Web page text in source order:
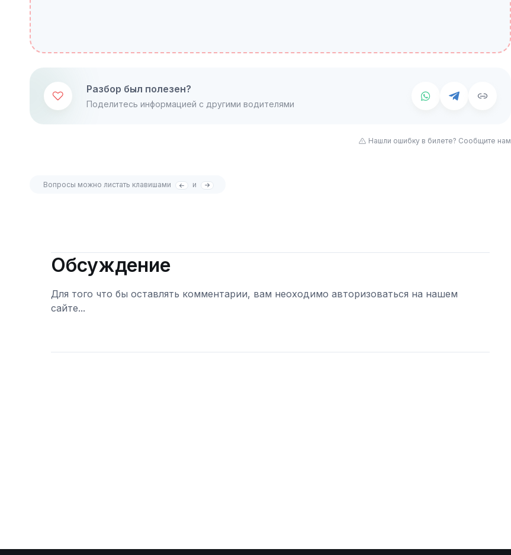
Разбор был полезен?
Поделитесь информацией с другими водителями
Нашли ошибку в билете? Сообщите нам
Вопросы можно листать клавишами и
Обсуждение
Для того что бы оставлять комментарии, вам неоходимо авторизоваться на нашем
сайте...